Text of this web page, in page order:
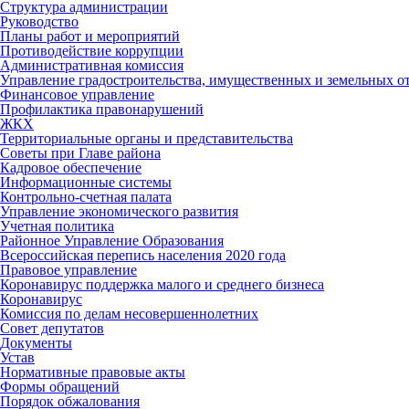
Структура администрации
Руководство
Планы работ и мероприятий
Противодействие коррупции
Административная комиссия
Управление градостроительства, имущественных и земельных
Финансовое управление
Профилактика правонарушений
ЖКХ
Территориальные органы и представительства
Советы при Главе района
Кадровое обеспечение
Информационные системы
Контрольно-счетная палата
Управление экономического развития
Учетная политика
Районное Управление Образования
Всероссийская перепись населения 2020 года
Правовое управление
Коронавирус поддержка малого и среднего бизнеса
Коронавирус
Комиссия по делам несовершеннолетних
Совет депутатов
Документы
Устав
Нормативные правовые акты
Формы обращений
Порядок обжалования